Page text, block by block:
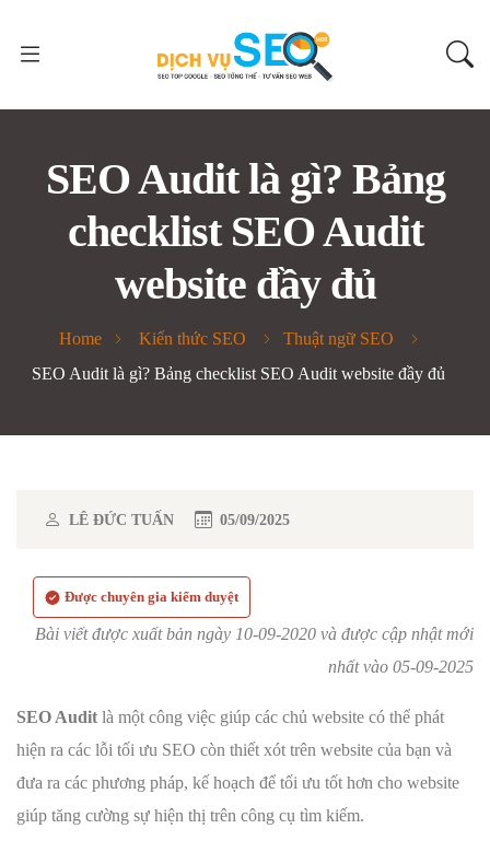
SEO Audit là gì? Bảng
checklist SEO Audit
website đầy đủ
Home Kiến thức SEO
Thuật ngữ SEO
SEO Audit là gì? Bảng checklist SEO Audit website đầy đủ
LÊ ĐỨC TUẤN 05/09/2025
Được chuyên gia kiểm duyệt
Bài viết được xuất bản ngày 10-09-2020 và được cập nhật mới
nhất vào 05-09-2025
SEO Audit là một công việc giúp các chủ website có thể phát
hiện ra các lỗi tối ưu SEO còn thiết xót trên website của bạn và
đưa ra các phương pháp, kế hoạch để tối ưu tốt hơn cho website
giúp tăng cường sự hiện thị trên công cụ tìm kiếm.